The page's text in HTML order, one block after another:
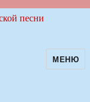
МЕНЮ